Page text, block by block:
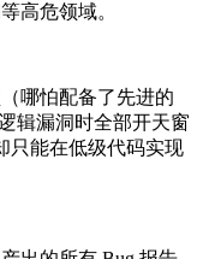
高危领域。
哪怕配备了先进的
辑漏洞时全部开天窗
只能在低级代码实现